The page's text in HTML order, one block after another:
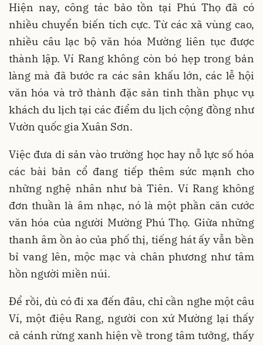
Hiện nay, công tác bảo tồn tại Phú Thọ đã có
nhiều chuyển biến tích cực. Từ các xã vùng cao,
nhiều câu lạc bộ văn hóa Mường liên tục được
thành lập. Ví Rang không còn bó hẹp trong bản
làng mà đã bước ra các sân khấu lớn, các lễ hội
văn hóa và trở thành đặc sản tinh thần phục vụ
khách du lịch tại các điểm du lịch cộng đồng như
Vườn quốc gia Xuân Sơn.
Việc đưa di sản vào trường học hay nỗ lực số hóa
các bài bản cổ đang tiếp thêm sức mạnh cho
những nghệ nhân như bà Tiên. Ví Rang không
đơn thuần là âm nhạc, nó là một phần căn cước
văn hóa của người Mường Phú Thọ. Giữa những
thanh âm ồn ào của phố thị, tiếng hát ấy vẫn bền
bỉ vang lên, mộc mạc và chân phương như tâm
hồn người miền núi.
Để rồi, dù có đi xa đến đâu, chỉ cần nghe một câu
Ví, một điệu Rang, người con xứ Mường lại thấy
cả cánh rừng xanh hiện về trong tâm tưởng, thấy